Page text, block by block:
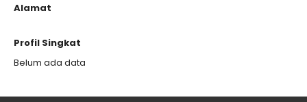
Alamat
Profil Singkat
Belum ada data